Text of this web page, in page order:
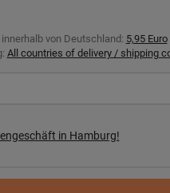
von Deutschland: 5,95 Euro
All countries of delivery / shipping
in Hamburg!